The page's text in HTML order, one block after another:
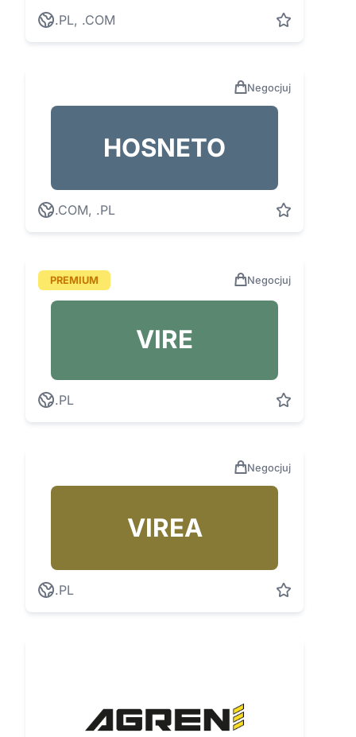
.PL, .COM
Negocjuj
HOSNETO
.COM, .PL
PREMIUM Negocjuj
VIRE
.PL
Negocjuj
VIREA
.PL